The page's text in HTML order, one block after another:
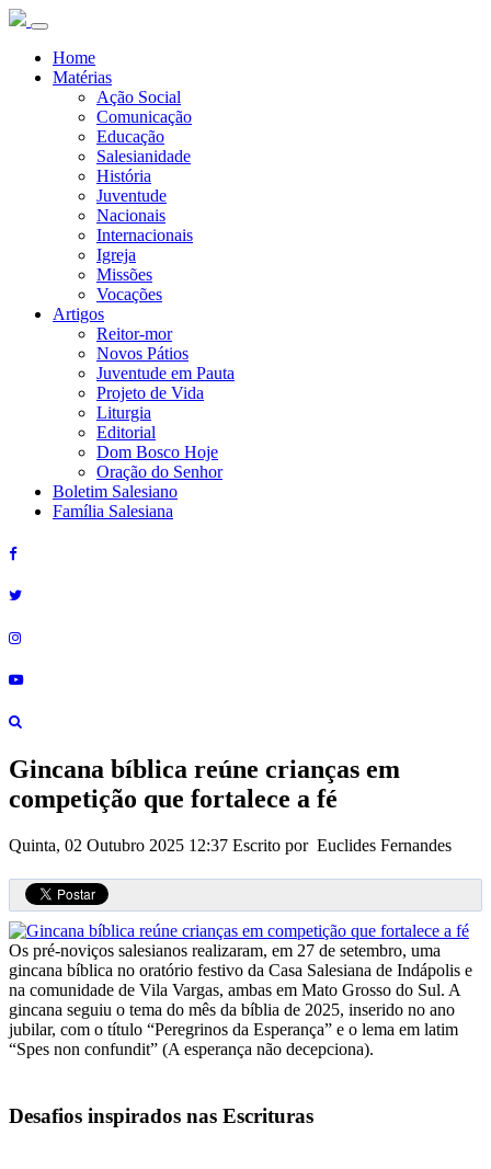
Home
Matérias
Ação Social
Comunicação
Educação
Salesianidade
História
Juventude
Nacionais
Internacionais
Igreja
Missões
Vocações
Artigos
Reitor-mor
Novos Pátios
Juventude em Pauta
Projeto de Vida
Liturgia
Editorial
Dom Bosco Hoje
Oração do Senhor
Boletim Salesiano
Família Salesiana
Gincana bíblica reúne crianças em
competição que fortalece a fé
Quinta, 02 Outubro 2025 12:37 Escrito por Euclides Fernandes
Os pré-noviços salesianos realizaram, em 27 de setembro, uma
gincana bíblica no oratório festivo da Casa Salesiana de Indápolis e
na comunidade de Vila Vargas, ambas em Mato Grosso do Sul. A
gincana seguiu o tema do mês da bíblia de 2025, inserido no ano
jubilar, com o título “Peregrinos da Esperança” e o lema em latim
“Spes non confundit” (A esperança não decepciona).
Desafios inspirados nas Escrituras